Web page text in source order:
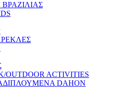
ACTIVITIES
DAHON